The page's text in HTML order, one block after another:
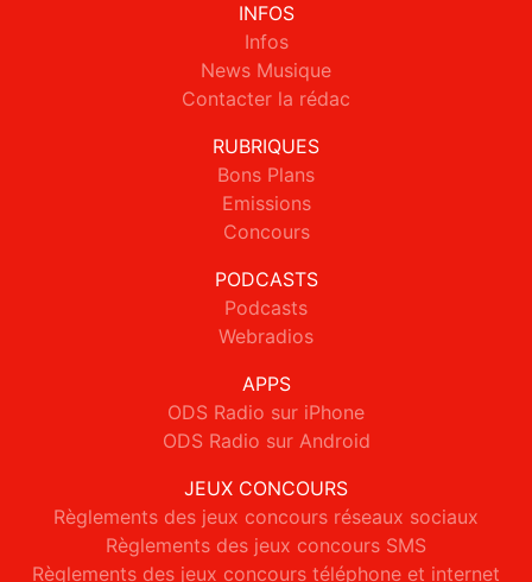
INFOS
Infos
News Musique
Contacter la rédac
RUBRIQUES
Bons Plans
Emissions
Concours
PODCASTS
Podcasts
Webradios
APPS
ODS Radio sur iPhone
ODS Radio sur Android
JEUX CONCOURS
Règlements des jeux concours réseaux sociaux
Règlements des jeux concours SMS
Règlements des jeux concours téléphone et internet